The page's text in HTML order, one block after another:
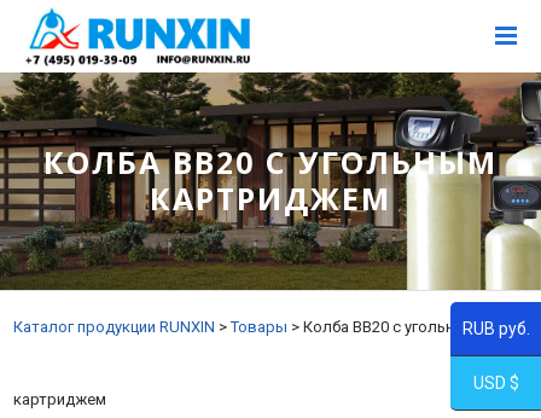
КОЛБА BB20 С УГОЛЬНЫМ
КАРТРИДЖЕМ
Каталог продукции RUNXIN >Товары >Колба BB20 с угольным
картриджем
RUB руб.
USD $